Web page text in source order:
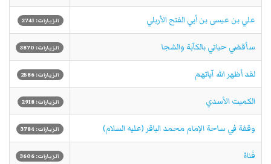
علي بن عيسى بن أبي الفتح الأربلي الزيارات: 2741
سأقضي حياتي بالكآبة والشجا الزيارات: 3870
لقد أظهر الله آياتهم الزيارات: 2586
الكميت الأسدي الزيارات: 2918
وقفة في ساحة الإمام محمد الباقر (عليه السلام) الزيارات: 3784
فَناءْ الزيارات: 3606